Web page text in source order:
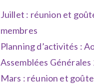
Juillet : réunion et
membres
Planning d’activités :
Assemblées Générales
Mars : réunion et